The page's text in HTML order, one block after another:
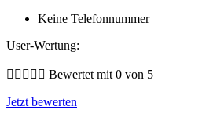
Keine Telefonnummer
User-Wertung:
     Bewertet mit 0 von 5
Jetzt bewerten